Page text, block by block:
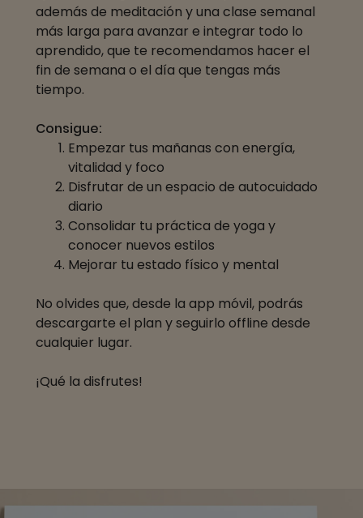
además de meditación y una clase semanal
más larga para avanzar e integrar todo lo
aprendido, que te recomendamos hacer el
fin de semana o el día que tengas más
tiempo.
Consigue:
Empezar tus mañanas con energía,
vitalidad y foco
Disfrutar de un espacio de autocuidado
diario
Consolidar tu práctica de yoga y
conocer nuevos estilos
Mejorar tu estado físico y mental
No olvides que, desde la app móvil, podrás
descargarte el plan y seguirlo offline desde
cualquier lugar.
¡Qué la disfrutes!